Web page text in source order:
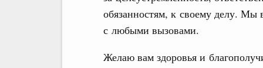
обязанностям, к своему делу. Мы
с любыми вызовами.
Желаю вам здоровья и